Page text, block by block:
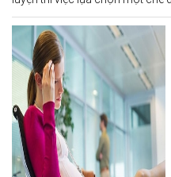
thiếu với bệnh này? Vậy người
ăn gì? Mời bạn theo dõi bài viết